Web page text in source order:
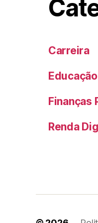
Carreira
Finanças
Renda